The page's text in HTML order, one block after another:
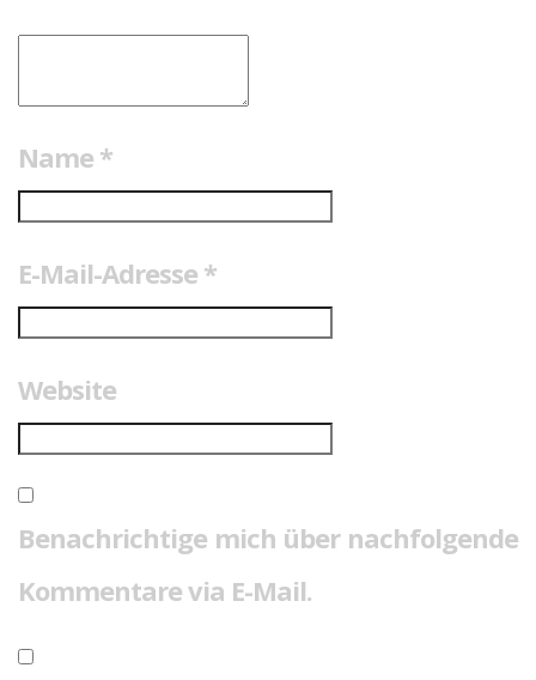
Name *
E-Mail-Adresse *
Website
Benachrichtige mich über nachfolgende
Kommentare via E-Mail.